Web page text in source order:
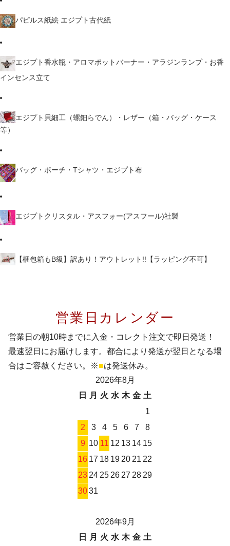
パピルス紙絵 エジプト古代紙
エジプト香水瓶・アロマポットバーナー・アラジンランプ・お香
インセンス立て
エジプト貝細工（螺鈿らでん）・レザー（箱・バッグ・ケース
等）
バッグ・ポーチ・Tシャツ・エジプト布
エジプトクリスタル・アスフォー(アスフール)社製
【梱包箱もB級】訳あり！アウトレット!!【ラッピング不可】
営業日カレンダー
営業日の朝10時までに入金・コレクト注文で即日発送！
最速翌日にお届けします。都合により発送が翌日となる場
合はご容赦ください。※■は発送休み。
2026年8月
日
月 火 水 木 金 土
1
2
3 4 5 6 7
8
9 10 11 12 13 14 15
16 17 18 19202122
2324252627 2829
3031
2026年9月
日
月 火 水 木 金 土